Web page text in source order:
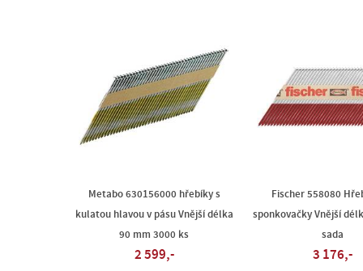
Metabo 630156000 hřebíky s
kulatou hlavou v pásu Vnější délka
90 mm 3000 ks
2 599,-
Fischer 558080
sponkovačky Vnější
sada
3 176,-